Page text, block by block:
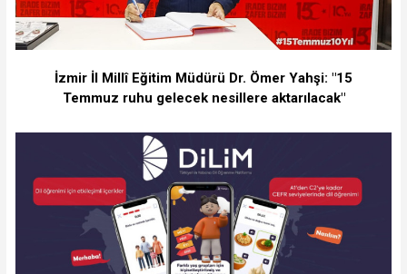
İzmir İl Millî Eğitim Müdürü Dr. Ömer Yahşi: "15
Temmuz ruhu gelecek nesillere aktarılacak"